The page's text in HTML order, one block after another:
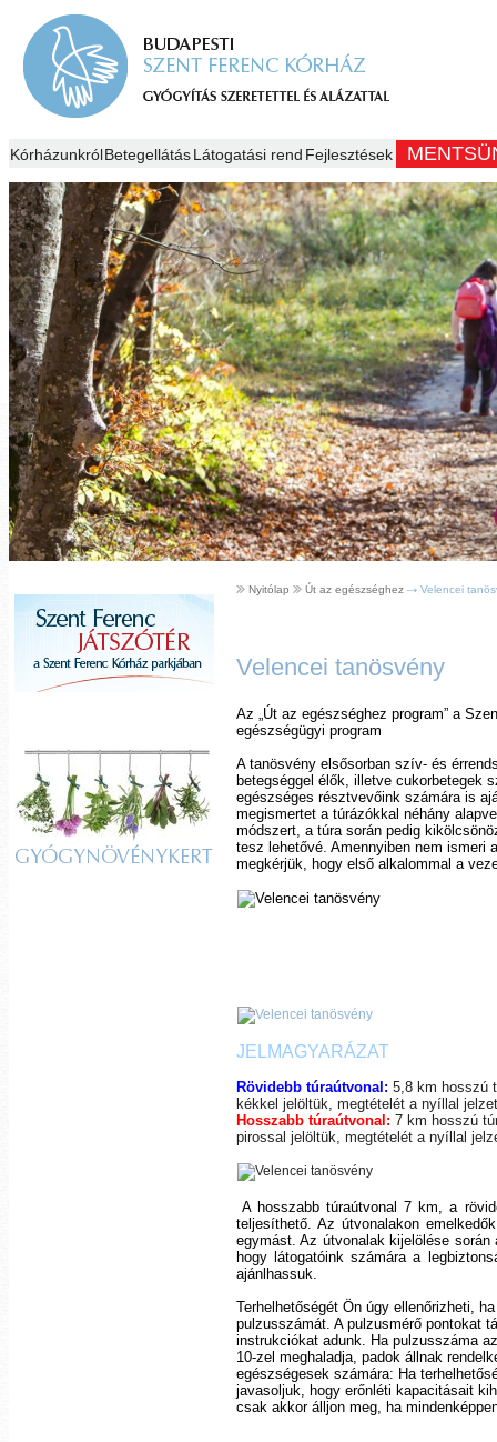
KórházunkrólBetegellátásLátogatási rend Fejlesztések
GYÓGYNÖVÉNYKERT
Nyitólap Út az egészséghez Velencei
Velencei tanösvény
Az „Út az egészséghez program” a
egészségügyi program
A tanösvény elsősorban szív- és
betegséggel élők, illetve cukorbetegek
egészséges résztvevőink számára is
megismertet a túrázókkal néhány
módszert, a túra során pedig
tesz lehetővé. Amennyiben nem ismeri
megkérjük, hogy első alkalommal a
JELMAGYARÁZAT
Rövidebb túraútvonal: 5,8 km hosszú
kékkel jelöltük, megtételét a nyíllal
Hosszabb túraútvonal: 7 km hosszú
pirossal jelöltük, megtételét a nyíllal
A hosszabb túraútvonal 7 km, a
teljesíthető. Az útvonalakon
egymást. Az útvonalak kijelölése
hogy látogatóink számára a
ajánlhassuk.
Terhelhetőségét Ön úgy ellenőrizheti,
pulzusszámát. A pulzusmérő pontokat
instrukciókat adunk. Ha pulzusszáma
10-zel meghaladja, padok állnak
egészségesek számára: Ha
javasoljuk, hogy erőnléti kapacitásait
csak akkor álljon meg, ha